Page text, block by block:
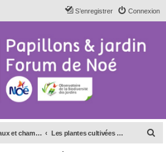
Connexion
S’enregistrer
Les végétaux et champignons Les plantes cultivées et vos cultures